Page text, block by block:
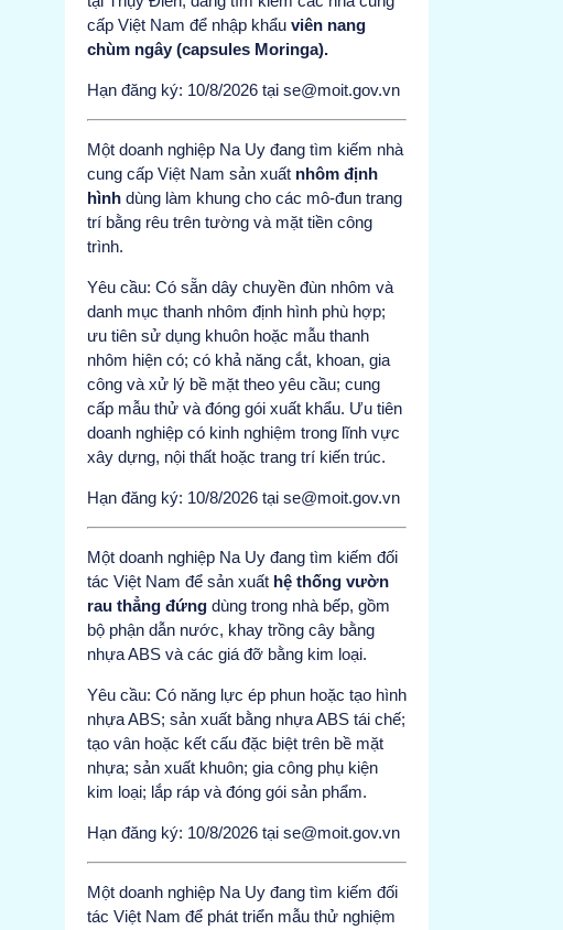
cấp Việt Nam để nhập khẩu viên nang
chùm ngây (capsules Moringa).
Hạn đăng ký: 10/8/2026 tại se@moit.gov.vn
Một doanh nghiệp Na Uy đang tìm kiếm nhà
cung cấp Việt Nam sản xuất nhôm định
hình dùng làm khung cho các mô-đun trang
trí bằng rêu trên tường và mặt tiền công
trình.
Yêu cầu: Có sẵn dây chuyền đùn nhôm và
danh mục thanh nhôm định hình phù hợp;
ưu tiên sử dụng khuôn hoặc mẫu thanh
nhôm hiện có; có khả năng cắt, khoan, gia
công và xử lý bề mặt theo yêu cầu; cung
cấp mẫu thử và đóng gói xuất khẩu. Ưu tiên
doanh nghiệp có kinh nghiệm trong lĩnh vực
xây dựng, nội thất hoặc trang trí kiến trúc.
Hạn đăng ký: 10/8/2026 tại se@moit.gov.vn
Một doanh nghiệp Na Uy đang tìm kiếm đối
tác Việt Nam để sản xuất hệ thống vườn
rau thẳng đứng dùng trong nhà bếp, gồm
bộ phận dẫn nước, khay trồng cây bằng
nhựa ABS và các giá đỡ bằng kim loại.
Yêu cầu: Có năng lực ép phun hoặc tạo hình
nhựa ABS; sản xuất bằng nhựa ABS tái chế;
tạo vân hoặc kết cấu đặc biệt trên bề mặt
nhựa; sản xuất khuôn; gia công phụ kiện
kim loại; lắp ráp và đóng gói sản phẩm.
Hạn đăng ký: 10/8/2026 tại se@moit.gov.vn
Một doanh nghiệp Na Uy đang tìm kiếm đối
tác Việt Nam để phát triển mẫu thử nghiệm